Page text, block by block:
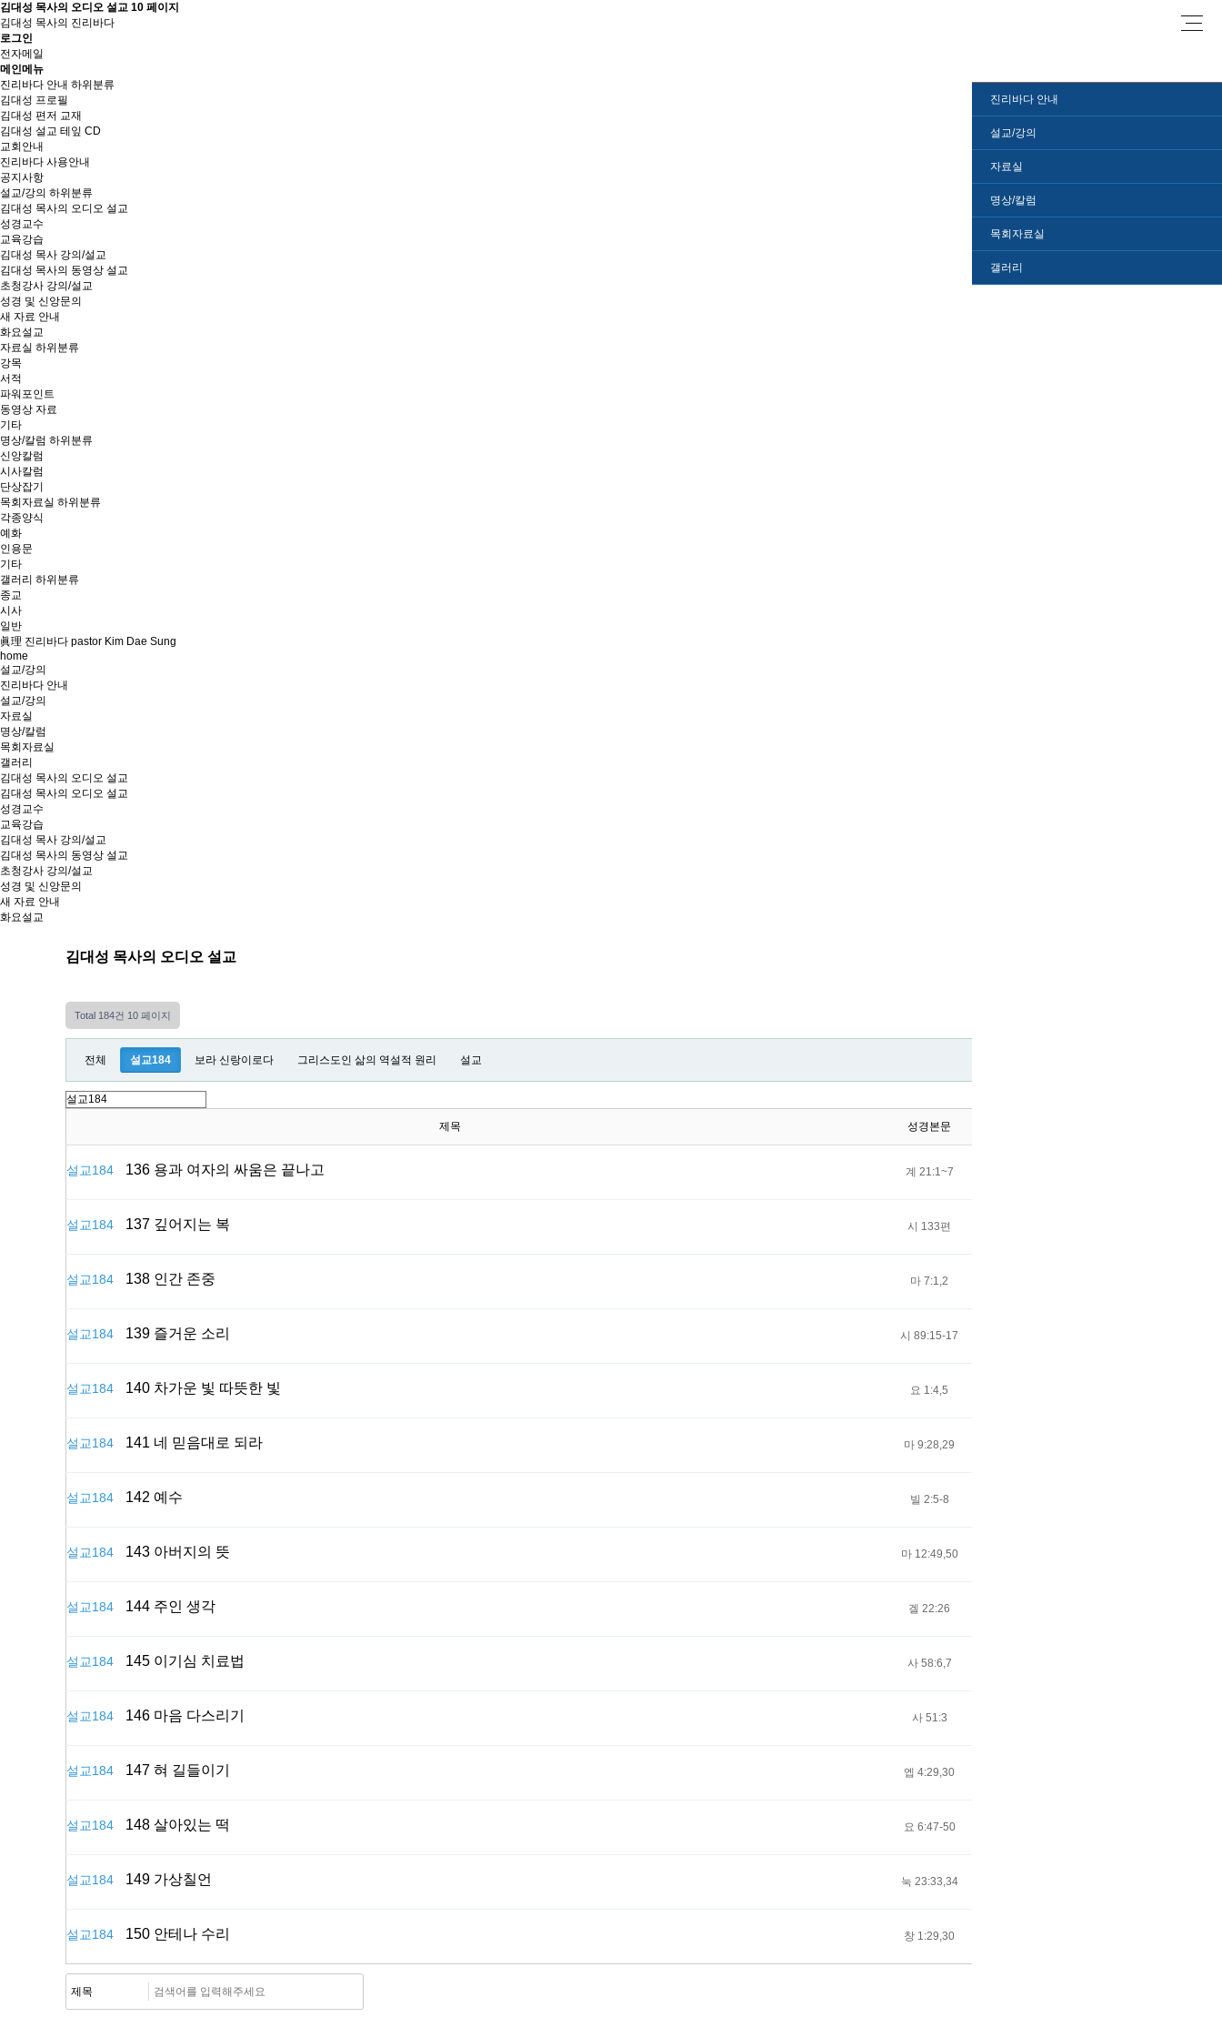
김대성 목사의 오디오 설교 10 페이지
김대성 목사의 진리바다
로그인
전자메일
진리바다 안내
설교/강의
자료실
명상/칼럼
목회자료실
갤러리
메인메뉴
진리바다 안내 하위분류
김대성 프로필
김대성 편저 교재
김대성 설교 테잎 CD
교회안내
진리바다 사용안내
공지사항
설교/강의 하위분류
김대성 목사의 오디오 설교
성경교수
교육강습
김대성 목사 강의/설교
김대성 목사의 동영상 설교
초청강사 강의/설교
성경 및 신앙문의
새 자료 안내
화요설교
자료실 하위분류
강목
서적
파워포인트
동영상 자료
기타
명상/칼럼 하위분류
신앙칼럼
시사칼럼
단상잡기
목회자료실 하위분류
각종양식
예화
인용문
기타
갤러리 하위분류
종교
시사
일반
眞理 진리바다 pastor Kim Dae Sung
home
설교/강의
진리바다 안내
설교/강의
자료실
명상/칼럼
목회자료실
갤러리
김대성 목사의 오디오 설교
김대성 목사의 오디오 설교
성경교수
교육강습
김대성 목사 강의/설교
김대성 목사의 동영상 설교
초청강사 강의/설교
성경 및 신앙문의
새 자료 안내
화요설교
김대성 목사의 오디오 설교
Total 184건 10 페이지
전체 설교184 보라 신랑이로다 그리스도인 삶의 역설적 원리 설교
제목 성경본문
설교184 136 용과 여자의 싸움은 끝나고 계 21:1~7
설교184 137 깊어지는 복 시 133편
설교184 138 인간 존중 마 7:1,2
설교184 139 즐거운 소리 시 89:15-17
설교184 140 차가운 빛 따뜻한 빛 요 1:4,5
설교184 141 네 믿음대로 되라 마 9:28,29
설교184 142 예수 빌 2:5-8
설교184 143 아버지의 뜻 마 12:49,50
설교184 144 주인 생각 겔 22:26
설교184 145 이기심 치료법 사 58:6,7
설교184 146 마음 다스리기 사 51:3
설교184 147 혀 길들이기 엡 4:29,30
설교184 148 살아있는 떡 요 6:47-50
설교184 149 가상칠언 눅 23:33,34
설교184 150 안테나 수리 창 1:29,30